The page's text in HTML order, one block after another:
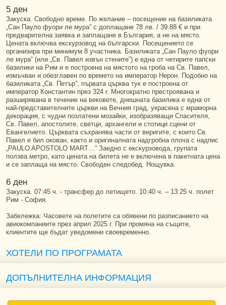
5 ден
Закуска. Свободно време. По желание – посещение на базиликата
„Сан Пауло фуори ле мура” с доплащане 78 лв. / 39.88 € и при
предварителна заявка и заплащане в България, а не на място.
Цената включва екскурзовод на български. Посещението се
организира при минимум 8 участника. Базиликата „Сан Пауло фуори
ле мура” (или „Св. Павел извън стените”) е една от четирите папски
базилики на Рим и е построена на мястото на гроба на Св. Павел,
измъчван и обезглавен по времето на император Нерон. Подобно на
базиликата „Св. Петър”, първата църква тук е построена от
император Константин през 324 г. Многократно престроявана и
разширявана в течение на вековете, днешната базилика е една от
най-представителните църкви на Вечния град, украсена с мраморна
декорация, с чудни позлатени мозайки, изобразяващи Спасителя,
Св. Павел, апостолите, светци, архангели и стотици сцени от
Евангелието. Църквата съхранява части от веригите, с които Св.
Павел е бил окован, както и оригиналната надгробна плоча с надпис
„PAULO APOSTOLO MART…” Заедно с екскурзовода, групата
ползва метро, като цената на билета не е включена в пакетната цена
и се заплаща на място. Свободен следобед. Нощувка.
6 ден
Закуска. 07:45 ч. - трансфер до летището. 10:40 ч. – 13:25 ч. полет
Рим - София.
Забележка: Часовете на полетите са обявени по разписанието на
авиокомпаниите през април 2025 г. При промяна на същите,
клиентите ще бъдат уведомени своевременно.
ХОТЕЛИ ПО ПРОГРАМАТА
ДОПЪЛНИТЕЛНА ИНФОРМАЦИЯ